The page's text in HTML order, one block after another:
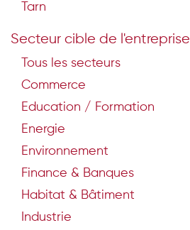
Tarn
Secteur cible de l'entreprise
Tous les secteurs
Commerce
Education / Formation
Energie
Environnement
Finance & Banques
Habitat & Bâtiment
Industrie